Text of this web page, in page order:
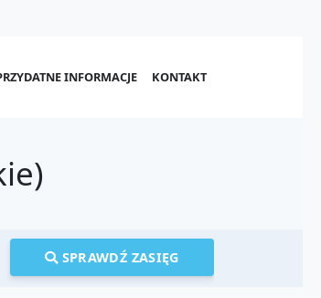
INFORMACJE KONTAKT
SPRAWDŹ ZASIĘG